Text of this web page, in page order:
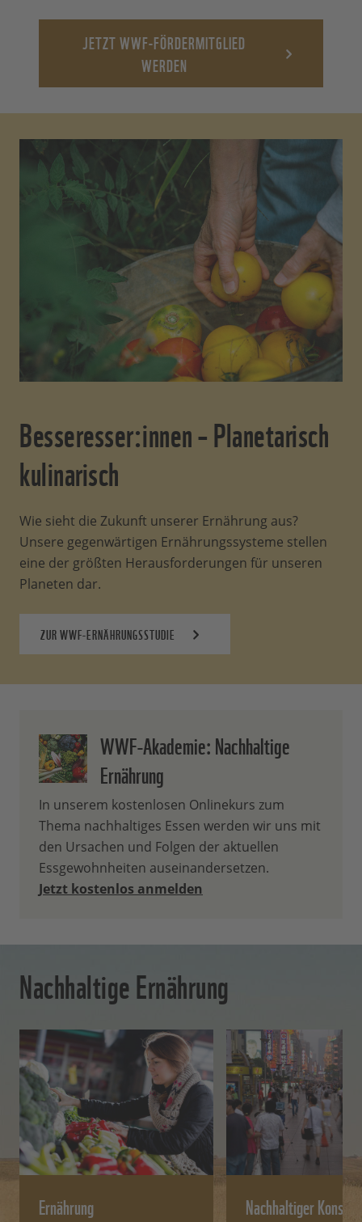
JETZT WWF-FÖRDERMITGLIED
WERDEN
Besseresser:innen – Planetarisch
kulinarisch
Wie sieht die Zukunft unserer Ernährung aus?
Unsere gegenwärtigen Ernährungssysteme stellen
eine der größten Herausforderungen für unseren
Planeten dar.
ZUR WWF-ERNÄHRUNGSSTUDIE
WWF-Akademie: Nachhaltige
Ernährung
In unserem kostenlosen Onlinekurs zum
Thema nachhaltiges Essen werden wir uns mit
den Ursachen und Folgen der aktuellen
Essgewohnheiten auseinandersetzen.
Jetzt kostenlos anmelden
Nachhaltige Ernährung
Ernährung Nachhaltiger Konsum